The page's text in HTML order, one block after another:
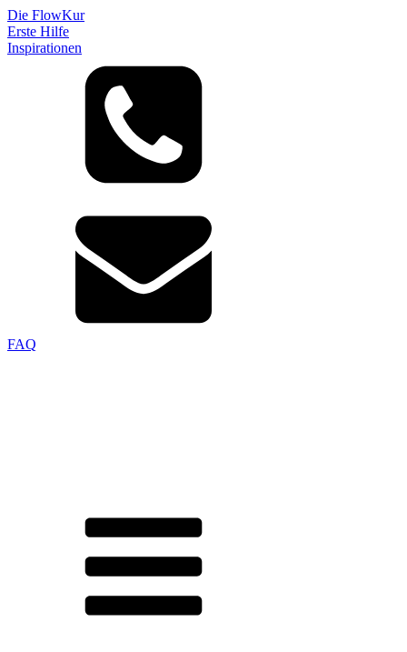
Die FlowKur
Erste Hilfe
Inspirationen
FAQ